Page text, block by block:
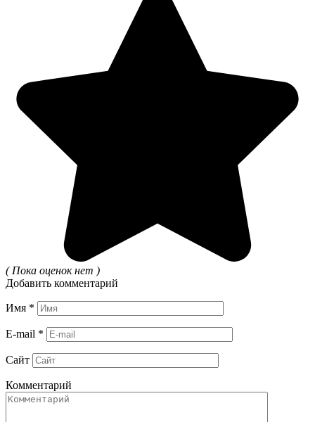
( Пока оценок нет )
Добавить комментарий
Имя *
E-mail *
Сайт
Комментарий